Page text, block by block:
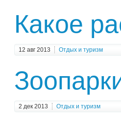
Какое
12 авг 2013 Отдых и туризм
2 дек 2013 Отдых и туризм